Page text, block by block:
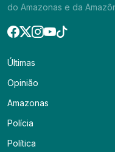
do Amazonas e da
Últimas
Opinião
Amazonas
Polícia
Política